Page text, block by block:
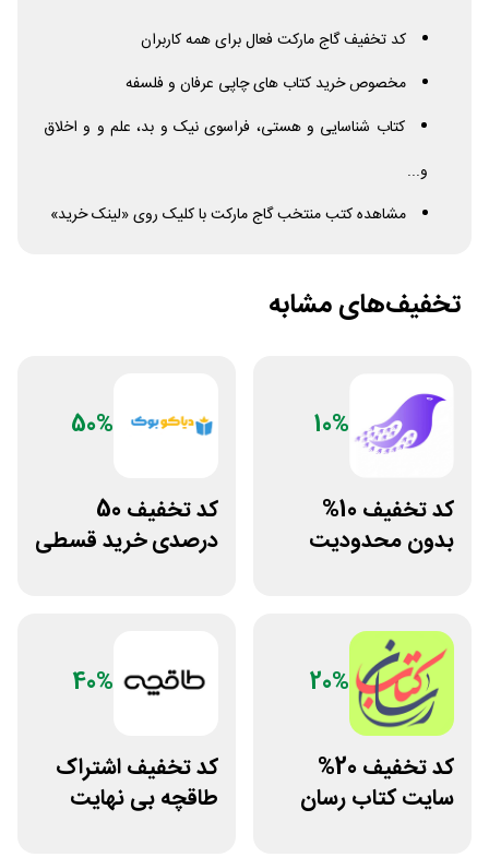
کد تخفیف گاج مارکت فعال برای همه کاربران
مخصوص خرید کتاب های چاپی عرفان و فلسفه
کتاب شناسایی و هستی، فراسوی نیک و بد، علم و و اخلاق
و...
مشاهده کتب منتخب گاج مارکت با کلیک روی «لینک خرید»
تخفیف‌های مشابه
10%
کد تخفیف 10%
بدون محدودیت
50%
کد تخفیف 50
درصدی خرید قسطی
20%
کد تخفیف 20%
سایت کتاب رسان
40%
کد تخفیف اشتراک
طاقچه بی نهایت